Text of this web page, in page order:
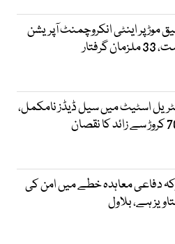
موڑ پر اینٹی انکروچمنٹ آپریشن
اسٹیٹ میں سیل ڈیڈز نامکمل،
دفاعی معاہدہ خطے میں امن کی
ہے، بلاول